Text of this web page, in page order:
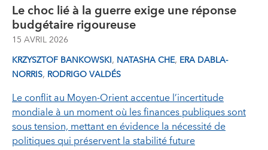
Le choc lié à la guerre exige une réponse
budgétaire rigoureuse
15 AVRIL 2026
KRZYSZTOF BANKOWSKI, NATASHA CHE, ERA DABLA-
NORRIS, RODRIGO VALDÉS
Le conflit au Moyen‑Orient accentue l’incertitude
mondiale à un moment où les finances publiques sont
sous tension, mettant en évidence la nécessité de
politiques qui préservent la stabilité future